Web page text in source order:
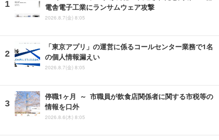
電舎電子工業にランサムウェア攻撃
2026.8.7(金) 8:05
「東京アプリ」の運営に係るコールセンター業務で1名
の個人情報漏えい
2026.8.7(金) 8:05
停職1ヶ月 ～ 市職員が飲食店関係者に関する市税等の
情報を口外
2026.8.6(木) 8:05